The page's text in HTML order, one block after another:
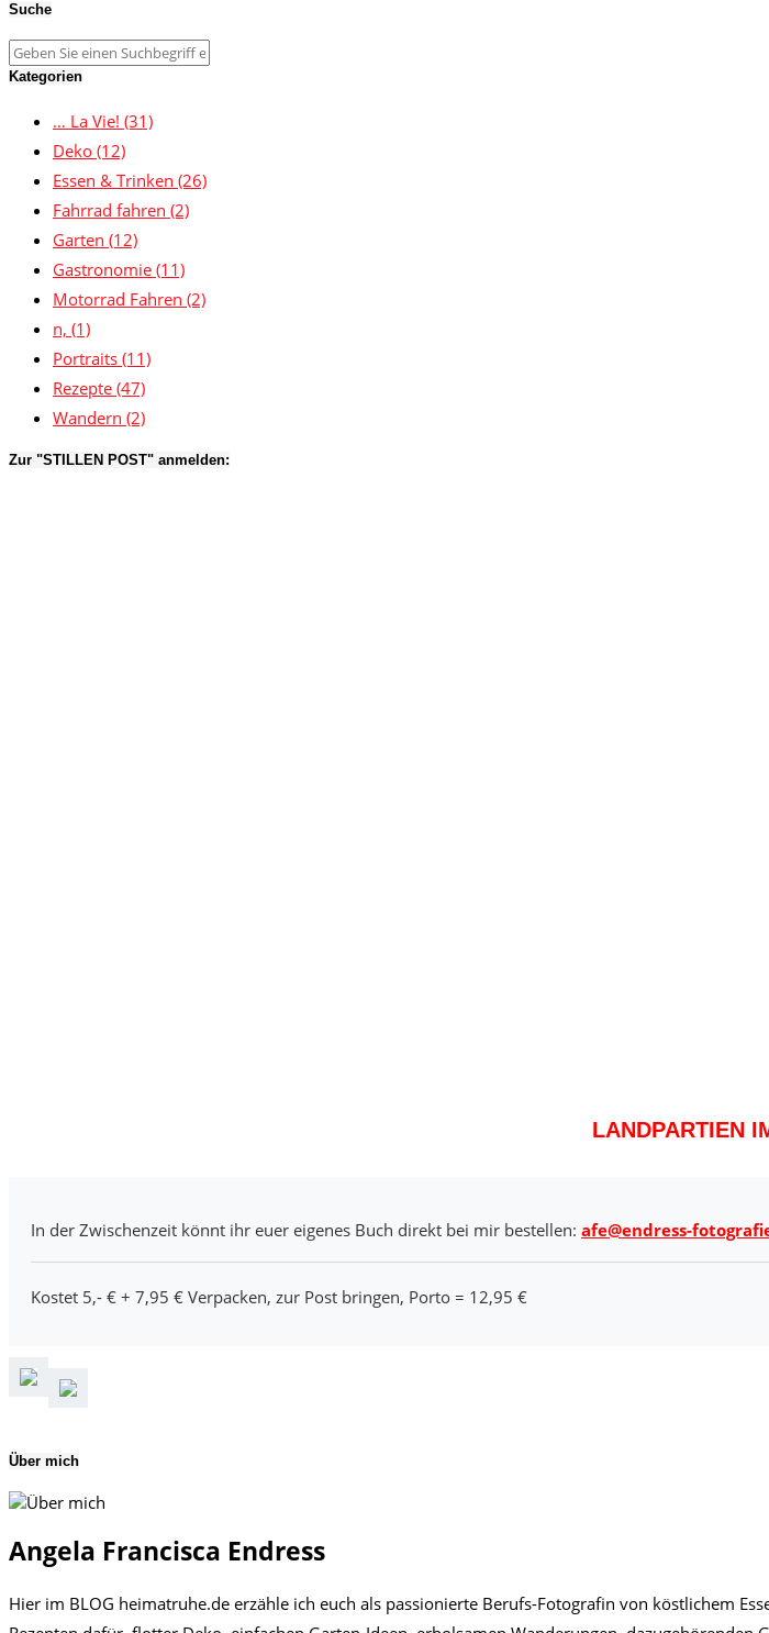
Suche
Kategorien
… La Vie! (31)
Deko (12)
Essen & Trinken (26)
Fahrrad fahren (2)
Garten (12)
Gastronomie (11)
Motorrad Fahren (2)
n, (1)
Portraits (11)
Rezepte (47)
Wandern (2)
Zur "STILLEN POST" anmelden:
LANDPARTIEN
In der Zwischenzeit könnt ihr euer eigenes Buch direkt bei mir bestellen: afe@endress-
Kostet 5,- € + 7,95 € Verpacken, zur Post bringen, Porto = 12,95 €
Über mich
Angela Francisca Endress
Hier im BLOG heimatruhe.de erzähle ich euch als passionierte Berufs-Fotografin von köstlichem